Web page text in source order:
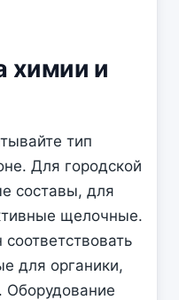
химии и
тип
Для городской
составы, для
щелочные.
для органики,
Оборудование